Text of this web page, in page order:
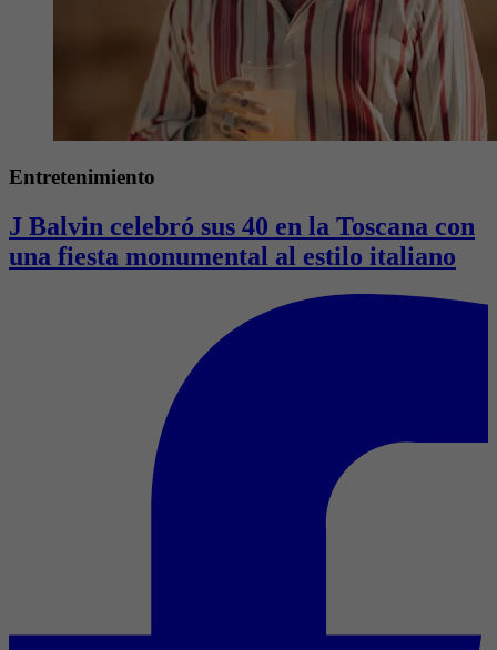
Entretenimiento
J Balvin celebró sus 40 en la Toscana con
una fiesta monumental al estilo italiano